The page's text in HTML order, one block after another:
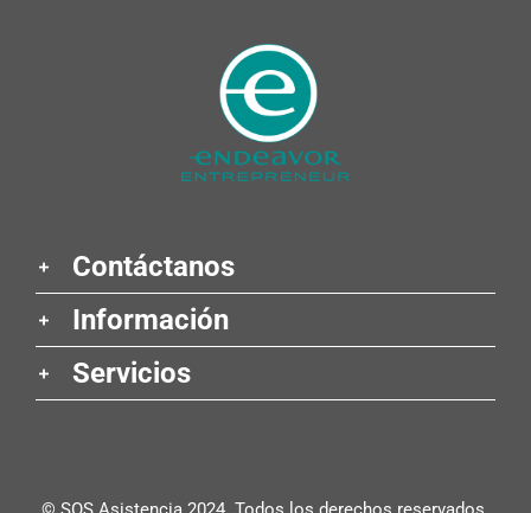
Contáctanos
Información
Servicios